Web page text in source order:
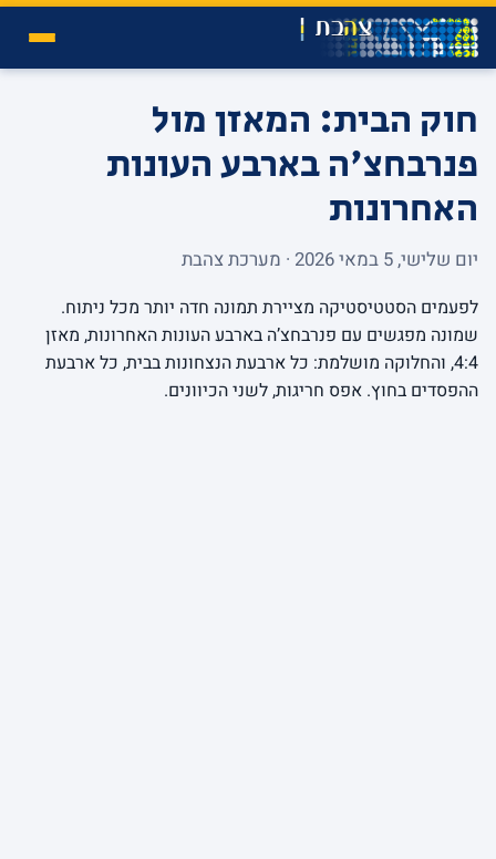
חוק הבית: המאזן מול
פנרבחצ'ה בארבע העונות
האחרונות
יום שלישי, 5 במאי 2026 · מערכת צהבת
לפעמים הסטטיסטיקה מציירת תמונה חדה יותר מכל ניתוח.
שמונה מפגשים עם פנרבחצ’ה בארבע העונות האחרונות, מאזן
4:4, והחלוקה מושלמת: כל ארבעת הנצחונות בבית, כל ארבעת
ההפסדים בחוץ. אפס חריגות, לשני הכיוונים.